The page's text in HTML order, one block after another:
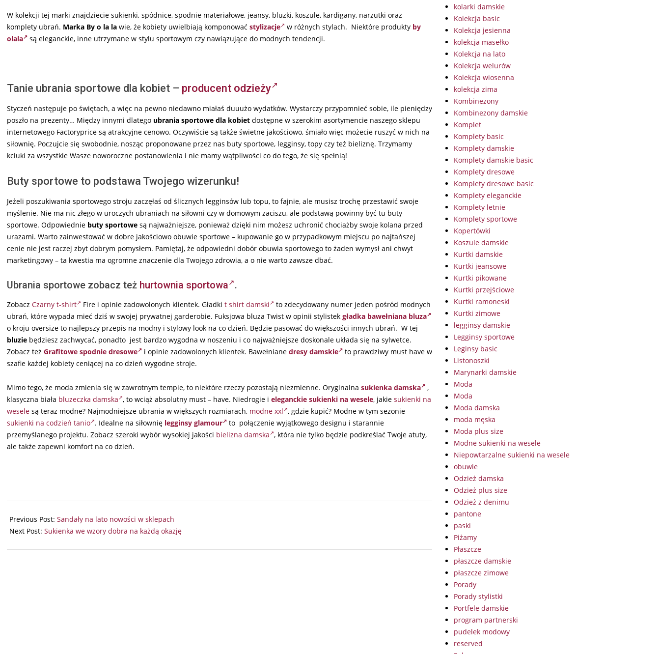
W kolekcji tej marki znajdziecie sukienki, spódnice, spodnie materiałowe, jeansy, bluzki, koszule, kardigany, narzutki oraz
komplety ubrań. Marka By o la la wie, że kobiety uwielbiają komponować stylizacje w różnych stylach. Niektóre produkty by
olala
są eleganckie, inne utrzymane w stylu sportowym czy nawiązujące do modnych tendencji.
Tanie ubrania sportowe dla kobiet – producent odzieży
Styczeń następuje po świętach, a więc na pewno niedawno miałaś duuużo wydatków. Wystarczy przypomnieć sobie, ile pieniędzy
poszło na prezenty… Między innymi dlatego ubrania sportowe dla kobiet dostępne w szerokim asortymencie naszego sklepu
internetowego Factoryprice są atrakcyjne cenowo. Oczywiście są także świetne jakościowo, śmiało więc możecie ruszyć w nich na
siłownię. Poczujcie się swobodnie, nosząc proponowane przez nas buty sportowe, legginsy, topy czy też bieliznę. Trzymamy
kciuki za wszystkie Wasze noworoczne postanowienia i nie mamy wątpliwości co do tego, że się spełnią!
Buty sportowe to podstawa Twojego wizerunku!
Jeżeli poszukiwania sportowego stroju zaczęłaś od ślicznych legginsów lub topu, to fajnie, ale musisz trochę przestawić swoje
myślenie. Nie ma nic złego w uroczych ubraniach na siłowni czy w domowym zaciszu, ale podstawą powinny być tu buty
sportowe. Odpowiednie buty sportowe są najważniejsze, ponieważ dzięki nim możesz uchronić chociażby swoje kolana przed
urazami. Warto zainwestować w dobre jakościowo obuwie sportowe – kupowanie go w przypadkowym miejscu po najtańszej
cenie nie jest raczej zbyt dobrym pomysłem. Pamiętaj, że odpowiedni dobór obuwia sportowego to żaden wymysł ani chwyt
marketingowy – ta kwestia ma ogromne znaczenie dla Twojego zdrowia, a o nie warto zawsze dbać.
Ubrania sportowe zobacz też hurtownia sportowa .
Zobacz Czarny t-shirt Fire i opinie zadowolonych klientek. Gładki t shirt damski
to zdecydowany numer jeden pośród modnych
ubrań, które wypada mieć dziś w swojej prywatnej garderobie. Fuksjowa bluza Twist w opinii stylistek gładka bawełniana bluza
o kroju oversize to najlepszy przepis na modny i stylowy look na co dzień. Będzie pasować do większości innych ubrań. W tej
bluzie będziesz zachwycać, ponadto jest bardzo wygodna w noszeniu i co najważniejsze doskonale układa się na sylwetce.
Zobacz też Grafitowe spodnie dresowe i opinie zadowolonych klientek. Bawełniane dresy damskie
to prawdziwy must have w
szafie każdej kobiety ceniącej na co dzień wygodne stroje.
Mimo tego, że moda zmienia się w zawrotnym tempie, to niektóre rzeczy pozostają niezmienne. Oryginalna sukienka damska
,
klasyczna biała bluzeczka damska , to wciąż absolutny must – have. Niedrogie i eleganckie sukienki na wesele, jakie sukienki na
wesele są teraz modne? Najmodniejsze ubrania w większych rozmiarach, modne xxl , gdzie kupić? Modne w tym sezonie
sukienki na codzień tanio . Idealne na siłownię legginsy glamour
to połączenie wyjątkowego designu i starannie
przemyślanego projektu. Zobacz szeroki wybór wysokiej jakości bielizna damska , która nie tylko będzie podkreślać Twoje atuty,
ale także zapewni komfort na co dzień.
03-
18
Previous Post: Sandały na lato nowości w sklepach
Next Post: Sukienka we wzory dobra na każdą okazję
kolarki damskie
Kolekcja basic
Kolekcja jesienna
kolekcja masełko
Kolekcja na lato
Kolekcja welurów
Kolekcja wiosenna
kolekcja zima
Kombinezony
Kombinezony damskie
Komplet
Komplety basic
Komplety damskie
Komplety damskie basic
Komplety dresowe
Komplety dresowe basic
Komplety eleganckie
Komplety letnie
Komplety sportowe
Kopertówki
Koszule damskie
Kurtki damskie
Kurtki jeansowe
Kurtki pikowane
Kurtki przejściowe
Kurtki ramoneski
Kurtki zimowe
legginsy damskie
Legginsy sportowe
Leginsy basic
Listonoszki
Marynarki damskie
Moda
Moda
Moda damska
moda męska
Moda plus size
Modne sukienki na wesele
Niepowtarzalne sukienki na wesele
obuwie
Odzież damska
Odzież plus size
Odzież z denimu
pantone
paski
Piżamy
Płaszcze
płaszcze damskie
płaszcze zimowe
Porady
Porady stylistki
Portfele damskie
program partnerski
pudelek modowy
reserved